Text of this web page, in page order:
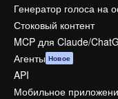
Генератор голоса на
Стоковый контент
MCP для Claude/
Агенты Новое
API
Мобильное